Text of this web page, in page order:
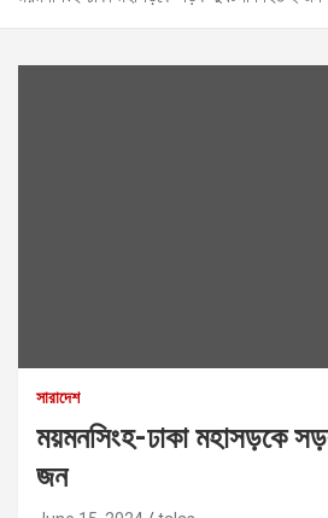
সারাদেশ
ময়মনসিংহ-ঢাকা মহাসড়কে
জন